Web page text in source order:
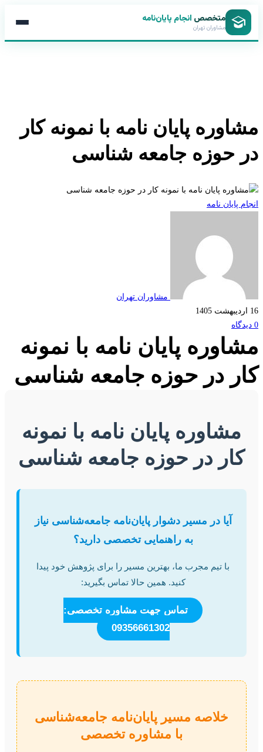
متخصصانجام پایان‌نامه
مشاوران تهران
پایان نامه با نمونه کار
حوزه جامعه شناسی
پایان نامه
مشاوران تهران
پایان نامه با نمونه
در حوزه جامعه شناسی
مشاوره پایان نامه با نمونه
کار در حوزه جامعه شناسی
آیا در مسیر دشوار پایان‌نامه جامعه‌شناسی نیاز
به راهنمایی تخصصی دارید؟
با تیم مجرب ما، بهترین مسیر را برای پژوهش خود پیدا
کنید. همین حالا تماس بگیرید:
تماس جهت مشاوره تخصصی:
09356661302
خلاصه مسیر پایان‌نامه جامعه‌شناسی
با مشاوره تخصصی